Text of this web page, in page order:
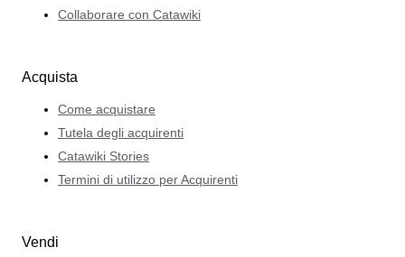
Collaborare con Catawiki
Acquista
Come acquistare
Tutela degli acquirenti
Catawiki Stories
Termini di utilizzo per Acquirenti
Vendi